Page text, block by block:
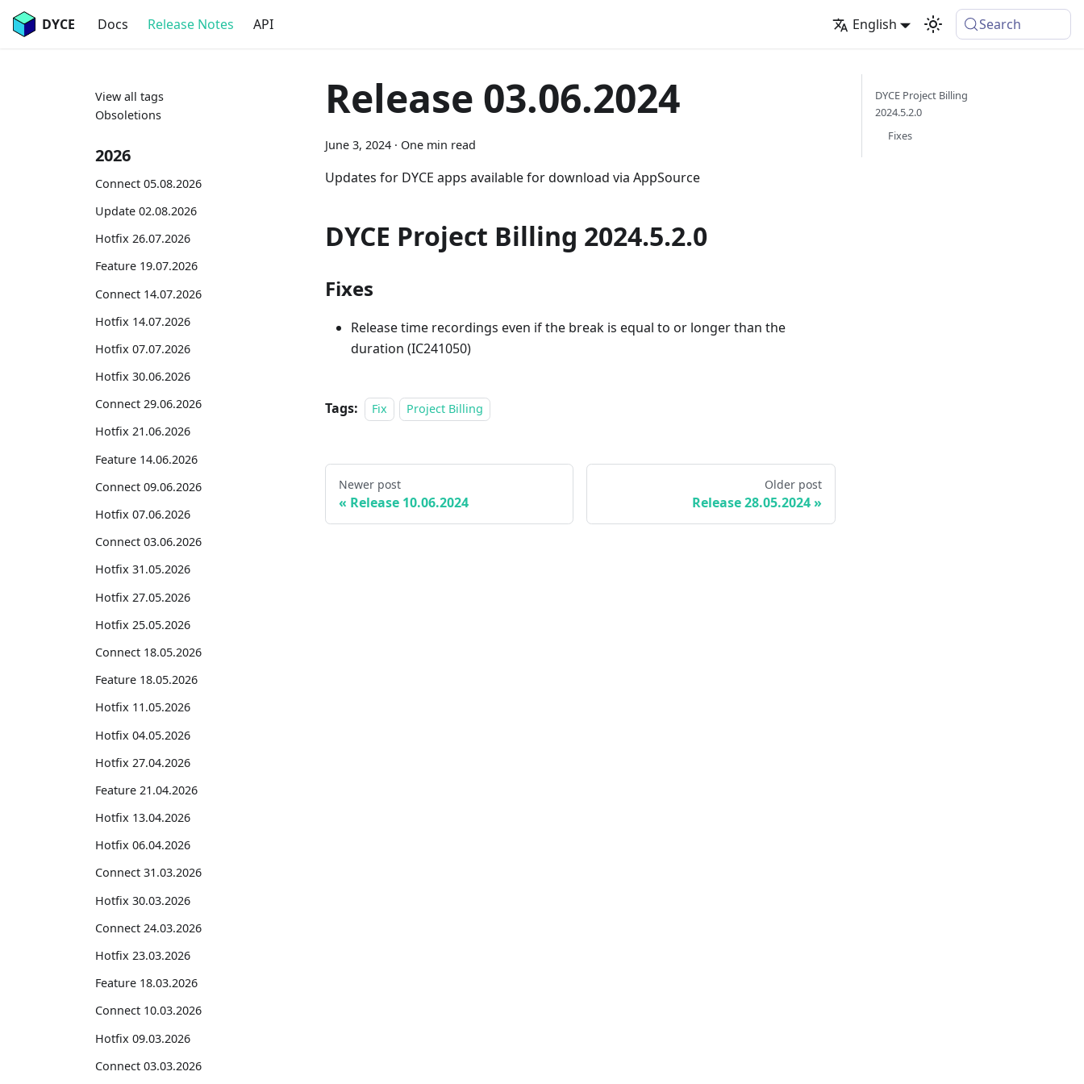
DYCE Docs Release Notes API English Search
View all tags
Obsoletions
2026
Connect 05.08.2026
Update 02.08.2026
Hotfix 26.07.2026
Feature 19.07.2026
Connect 14.07.2026
Hotfix 14.07.2026
Hotfix 07.07.2026
Hotfix 30.06.2026
Connect 29.06.2026
Hotfix 21.06.2026
Feature 14.06.2026
Connect 09.06.2026
Hotfix 07.06.2026
Connect 03.06.2026
Hotfix 31.05.2026
Hotfix 27.05.2026
Hotfix 25.05.2026
Connect 18.05.2026
Feature 18.05.2026
Hotfix 11.05.2026
Hotfix 04.05.2026
Hotfix 27.04.2026
Feature 21.04.2026
Hotfix 13.04.2026
Hotfix 06.04.2026
Connect 31.03.2026
Hotfix 30.03.2026
Connect 24.03.2026
Hotfix 23.03.2026
Feature 18.03.2026
Connect 10.03.2026
Hotfix 09.03.2026
Connect 03.03.2026
Release 03.06.2024
June 3, 2024 · One min read
Updates for DYCE apps available for download via AppSource
DYCE Project Billing 2024.5.2.0
Fixes
Release time recordings even if the break is equal to or longer than the
duration (IC241050)
Tags: Fix Project Billing
Newer post
Release 10.06.2024
Older post
Release 28.05.2024
DYCE Project Billing
2024.5.2.0
Fixes